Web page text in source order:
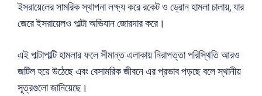
ইসরায়েলের সামরিক স্থাপনা লক্ষ্য করে রকেট ও ড্রোন হামলা চালায়, যার
জেরে ইসরায়েলও পাল্টা অভিযান জোরদার করে।
এই পাল্টাপাল্টি হামলার ফলে সীমান্ত এলাকায় নিরাপত্তা পরিস্থিতি আরও
জটিল হয়ে উঠেছে এবং বেসামরিক জীবনে এর প্রভাব পড়ছে বলে স্থানীয়
সূত্রগুলো জানিয়েছে।